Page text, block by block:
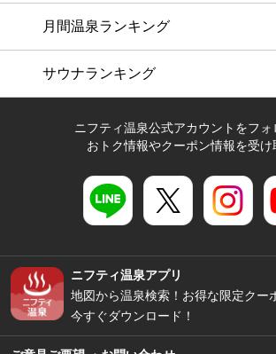
月間温泉ランキング
サウナランキング
ニフティ温泉公式アカウントをフォ
おトク情報やクーポン情報を受け
ニフティ温泉アプリ
地図から温泉検索！お得な限定クー
今すぐダウンロード！